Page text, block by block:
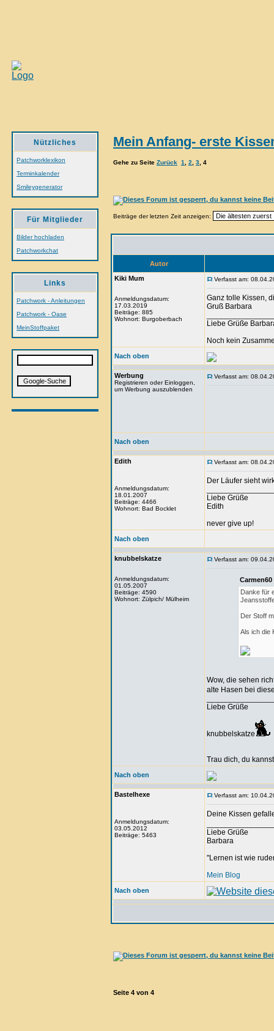
Nützliches
Patchworklexikon
Terminkalender
Smileygenerator
Für Mitglieder
Bilder hochladen
Patchworkchat
Links
Patchwork - Anleitungen
Patchwork - Oase
MeinStoffpaket
Mein Anfang- erste
Gehe zu Seite Zurück 1 2 3 4
Beiträge der letzten Zeit anzeigen:
Autor
Kiki Mum
Anmeldungsdatum:
17.03.2019
Beiträge: 885
Wohnort: Burgoberbach
Verfasst am:
Ganz tolle Kissen,
Gruß Barbara
Liebe Grüße
Noch kein
Nach oben
Werbung
Registrieren oder Einloggen,
um Werbung auszublenden
Verfasst am:
Nach oben
Edith
Anmeldungsdatum:
18.01.2007
Beiträge: 4466
Wohnort: Bad Bocklet
Verfasst am:
Der Läufer sieht
Liebe Grüße
Edith
never give up!
Nach oben
knubbelskatze
Anmeldungsdatum:
01.05.2007
Beiträge: 4590
Wohnort: Zülpich/ Mülheim
Verfasst am:
Danke für
Der Stoff
Als ich die
Wow, die sehen
alte Hasen bei
Liebe Grüße
knubbelskatze
Trau dich, du
Nach oben
Bastelhexe
Anmeldungsdatum:
03.05.2012
Beiträge: 5463
Verfasst am:
Deine Kissen
Liebe Grüße
Barbara
"Lernen ist wie
Mein Blog
Nach oben
Seite 4 von 4